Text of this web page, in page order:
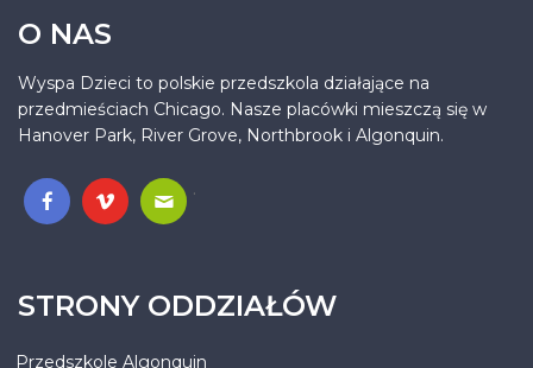
O NAS
Wyspa Dzieci to polskie przedszkola działające na
przedmieściach Chicago. Nasze placówki mieszczą się w
Hanover Park, River Grove, Northbrook i Algonquin.
.
STRONY ODDZIAŁÓW
Przedszkole Algonquin